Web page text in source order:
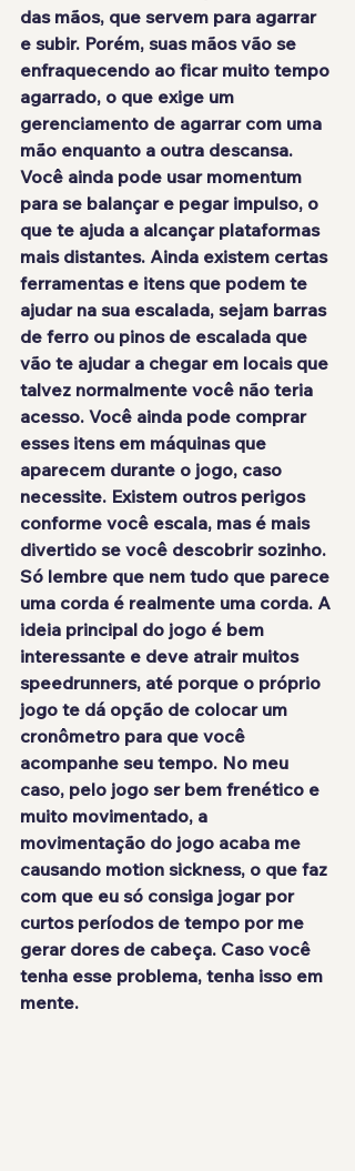
das mãos, que servem para agarrar
e subir. Porém, suas mãos vão se
enfraquecendo ao ficar muito tempo
agarrado, o que exige um
gerenciamento de agarrar com uma
mão enquanto a outra descansa.
Você ainda pode usar momentum
para se balançar e pegar impulso, o
que te ajuda a alcançar plataformas
mais distantes. Ainda existem certas
ferramentas e itens que podem te
ajudar na sua escalada, sejam barras
de ferro ou pinos de escalada que
vão te ajudar a chegar em locais que
talvez normalmente você não teria
acesso. Você ainda pode comprar
esses itens em máquinas que
aparecem durante o jogo, caso
necessite. Existem outros perigos
conforme você escala, mas é mais
divertido se você descobrir sozinho.
Só lembre que nem tudo que parece
uma corda é realmente uma corda. A
ideia principal do jogo é bem
interessante e deve atrair muitos
speedrunners, até porque o próprio
jogo te dá opção de colocar um
cronômetro para que você
acompanhe seu tempo. No meu
caso, pelo jogo ser bem frenético e
muito movimentado, a
movimentação do jogo acaba me
causando motion sickness, o que faz
com que eu só consiga jogar por
curtos períodos de tempo por me
gerar dores de cabeça. Caso você
tenha esse problema, tenha isso em
mente.